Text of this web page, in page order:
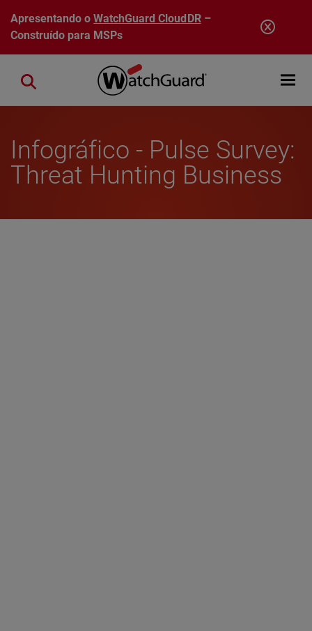
Pular para o conteúdo principal
Apresentando oWatchGuard CloudDR–
Construído para MSPs
Open
Close search
Infográfico - Pulse Survey:
Threat Hunting Business